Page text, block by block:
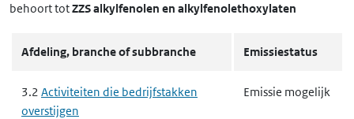
behoort totZZS alkylfenolen en alkylfenolethoxylaten
Afdeling, branche of subbranche Emissiestatus
3.2 Activiteiten die bedrijfstakken
overstijgen
Emissie mogelijk